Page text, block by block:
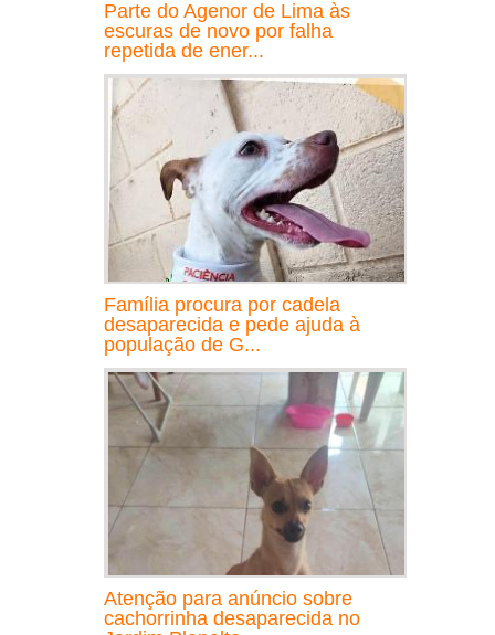
Parte do Agenor de Lima às
escuras de novo por falha
repetida de ener...
Família procura por cadela
desaparecida e pede ajuda à
população de G...
Atenção para anúncio sobre
cachorrinha desaparecida no